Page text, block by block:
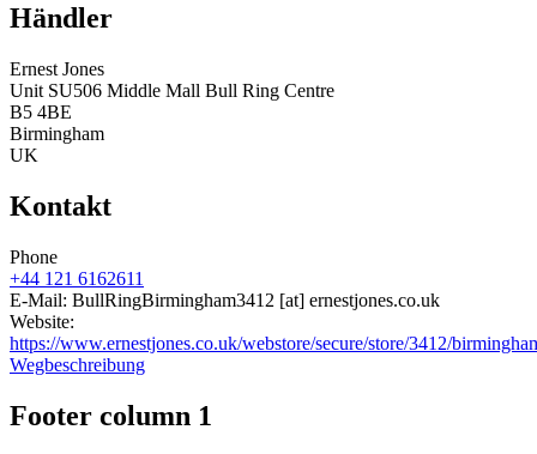
Händler
Ernest Jones
Unit SU506 Middle Mall Bull Ring Centre
B5 4BE
Birmingham
UK
Kontakt
Phone
+44 121 6162611
E-Mail: BullRingBirmingham3412 [at] ernestjones.co.uk
Website:
https://www.ernestjones.co.uk/webstore/secure/store/3412/
Wegbeschreibung
Footer column 1